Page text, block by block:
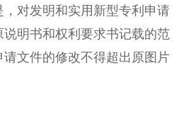
对发明和实用新型专利申请
明书和权利要求书记载的范
文件的修改不得超出原图片